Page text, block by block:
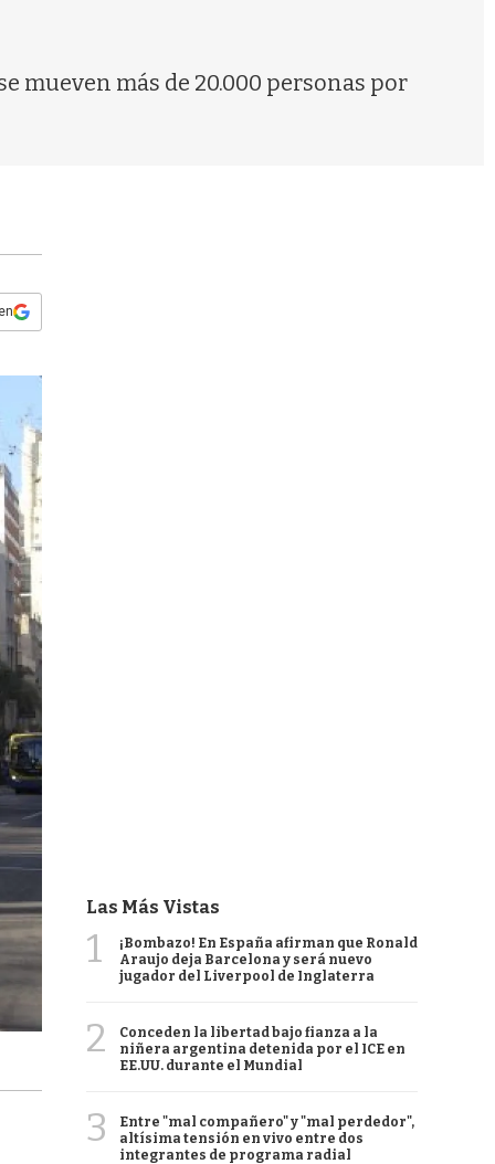
mueven más de 20.000 personas por
Las Más Vistas
1
¡Bombazo! En España afirman que Ronald
Araujo deja Barcelona y será nuevo
jugador del Liverpool de Inglaterra
2
Conceden la libertad bajo fianza a la
niñera argentina detenida por el ICE en
EE.UU. durante el Mundial
3
Entre "mal compañero" y "mal perdedor",
altísima tensión en vivo entre dos
integrantes de programa radial